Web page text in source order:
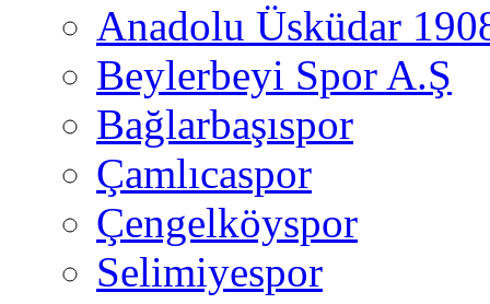
Anadolu Üsküdar
Beylerbeyi Spor A.Ş
Bağlarbaşıspor
Çamlıcaspor
Çengelköyspor
Selimiyespor